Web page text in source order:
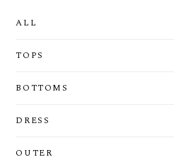
ALL
TOPS
BOTTOMS
DRESS
OUTER